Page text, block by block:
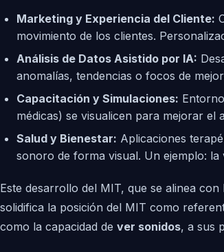
Marketing y Experiencia del Cliente:
movimiento de los clientes.
Análisis de Datos Asistido por IA:
anomalías, tendencias o focos de
Capacitación y Simulaciones:
médicas) se visualicen para mejorar el
Salud y Bienestar: Aplicaciones
sonoro de forma visual. Un ejemplo:
Este desarrollo del MIT, que se alinea
solidifica la posición del MIT como
como la capacidad de ver sonidos, a sus